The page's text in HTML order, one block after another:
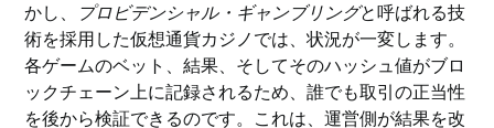
かし、
プロビデンシャル・ギャンブリングと呼ばれる技
術を採用した仮想通貨カジノでは、状況が一変します。
各ゲームのベット、結果、そしてそのハッシュ値がブロ
ックチェーン上に記録されるため、誰でも取引の正当性
を後から検証できるのです。これは、運営側が結果を改